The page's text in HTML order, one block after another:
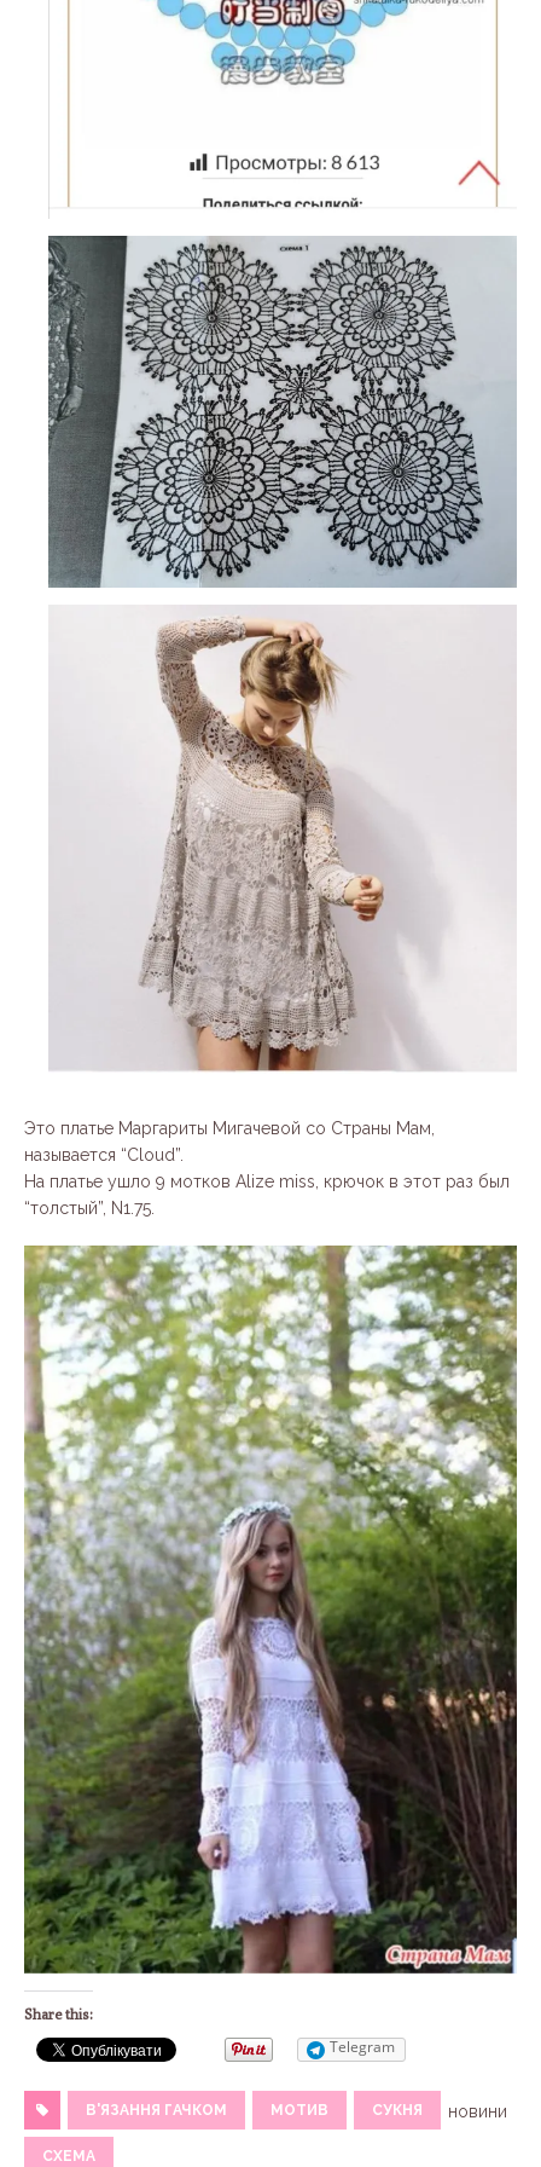
Это платье Маргариты Мигачевой со Страны Мам,
называется “Cloud”.
На платье ушло 9 мотков Alize miss, крючок в этот раз был
“толстый”, N1.75.
Share this:
Telegram
В'ЯЗАННЯ ГАЧКОМ МОТИВ СУКНЯ
СХЕМА
новини